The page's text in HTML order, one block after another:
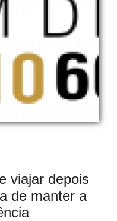
viajar depois
de manter a